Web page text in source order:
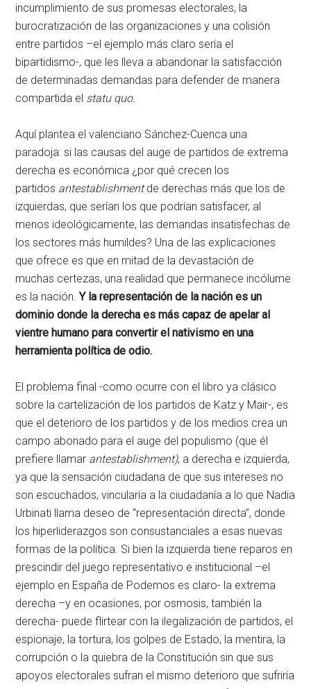
incumplimiento de sus promesas electorales, la
burocratización de las organizaciones y una colisión
entre partidos –el ejemplo más claro sería el
bipartidismo-, que les lleva a abandonar la satisfacción
de determinadas demandas para defender de manera
compartida el statu quo.
Aquí plantea el valenciano Sánchez-Cuenca una
paradoja: si las causas del auge de partidos de extrema
derecha es económica ¿por qué crecen los
partidos antestablishmentde derechas más que los de
izquierdas, que serían los que podrían satisfacer, al
menos ideológicamente, las demandas insatisfechas de
los sectores más humildes? Una de las explicaciones
que ofrece es que en mitad de la devastación de
muchas certezas, una realidad que permanece incólume
es la nación.Y la representación de la nación es un
dominio donde la derecha es más capaz de apelar al
vientre humano para convertir el nativismo en una
herramienta política de odio.
El problema final -como ocurre con el libro ya clásico
sobre la cartelización de los partidos de Katz y Mair-, es
que el deterioro de los partidos y de los medios crea un
campo abonado para el auge del populismo (que él
prefiere llamar antestablishment), a derecha e izquierda,
ya que la sensación ciudadana de que sus intereses no
son escuchados, vincularía a la ciudadanía a lo que Nadia
Urbinati llama deseo de “representación directa”, donde
los hiperliderazgos son consustanciales a esas nuevas
formas de la política. Si bien la izquierda tiene reparos en
prescindir del juego representativo e institucional –el
ejemplo en España de Podemos es claro- la extrema
derecha –y en ocasiones, por osmosis, también la
derecha- puede flirtear con la ilegalización de partidos, el
espionaje, la tortura, los golpes de Estado, la mentira, la
corrupción o la quiebra de la Constitución sin que sus
apoyos electorales sufran el mismo deterioro que sufriría